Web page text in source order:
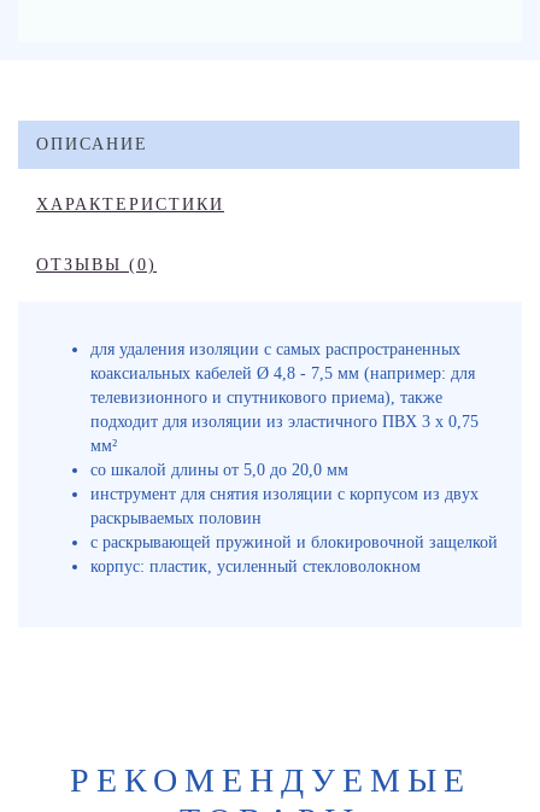
ОПИСАНИЕ
ХАРАКТЕРИСТИКИ
ОТЗЫВЫ (0)
для удаления изоляции с самых распространенных
коаксиальных кабелей Ø 4,8 - 7,5 мм (например: для
телевизионного и спутникового приема), также
подходит для изоляции из эластичного ПВХ 3 x 0,75
мм²
со шкалой длины от 5,0 до 20,0 мм
инструмент для снятия изоляции с корпусом из двух
раскрываемых половин
с раскрывающей пружиной и блокировочной защелкой
корпус: пластик, усиленный стекловолокном
РЕКОМЕНДУЕМЫЕ